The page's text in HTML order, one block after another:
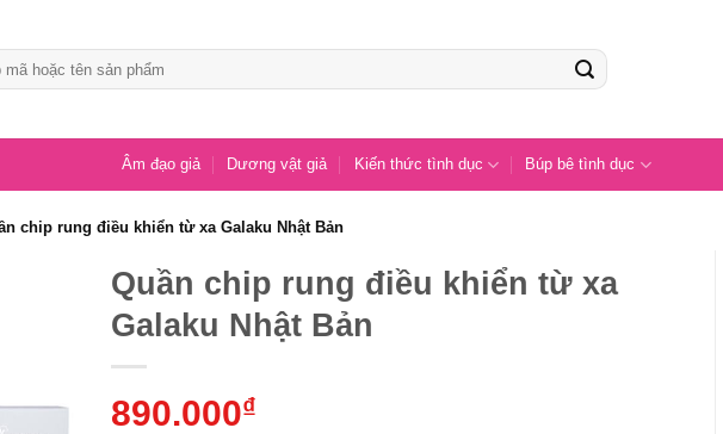
Âm đạo giả Dương vật giả Kiến thức tình dục Búp bê tình dục
chip rung điều khiển từ xa Galaku Nhật Bản
Quần chip rung điều khiển từ xa
Galaku Nhật Bản
890.000₫